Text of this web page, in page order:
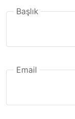
Başlık
Email